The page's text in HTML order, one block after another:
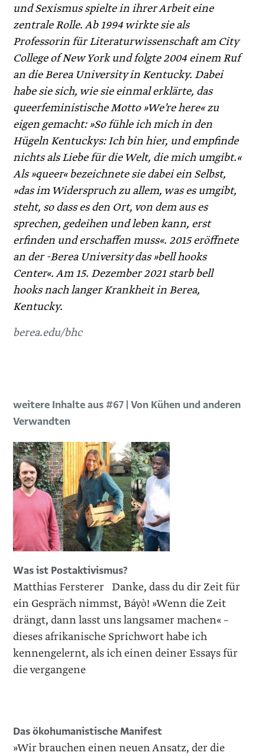
und Sexismus spielte in ihrer Arbeit eine
zentrale Rolle. Ab 1994 wirkte sie als
Professorin für Literaturwissenschaft am City
College of New York und folgte 2004 einem Ruf
an die Berea University in Kentucky. Dabei
habe sie sich, wie sie einmal erklärte, das
queerfeministische Motto »We’re here« zu
eigen gemacht: »So fühle ich mich in den
Hügeln Kentuckys: Ich bin hier, und empfinde
nichts als Liebe für die Welt, die mich umgibt.«
Als »queer« bezeichnete sie dabei ein Selbst,
»das im Widerspruch zu allem, was es umgibt,
steht, so dass es den Ort, von dem aus es
sprechen, gedeihen und leben kann, erst
erfinden und erschaffen muss«. 2015 eröffnete
an der -Berea University das »bell hooks
Center«. Am 15. Dezember 2021 starb bell
hooks nach langer Krankheit in Berea,
Kentucky.
berea.edu/bhc
weitere Inhalte aus #67 | Von Kühen und anderen
Verwandten
Was ist Postaktivismus?
Matthias Fersterer Danke, dass du dir Zeit für
ein Gespräch nimmst, Báyò! »Wenn die Zeit
drängt, dann lasst uns langsamer machen« –
dieses afrikanische Sprichwort habe ich
kennengelernt, als ich einen deiner Essays für
die vergangene
Das ökohumanistische Manifest
»Wir brauchen einen neuen Ansatz, der die